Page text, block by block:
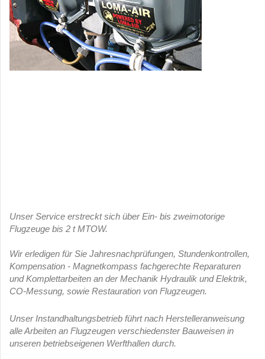
Unser Service erstreckt sich über Ein- bis zweimotorige
Flugzeuge bis 2 t MTOW.
Wir erledigen für Sie Jahresnachprüfungen, Stundenkontrollen,
Kompensation - Magnetkompass fachgerechte Reparaturen
und Komplettarbeiten an der Mechanik Hydraulik und Elektrik,
CO-Messung, sowie Restauration von Flugzeugen.
Unser Instandhaltungsbetrieb führt nach Herstelleranweisung
alle Arbeiten an Flugzeugen verschiedenster Bauweisen in
unseren betriebseigenen Werfthallen durch.